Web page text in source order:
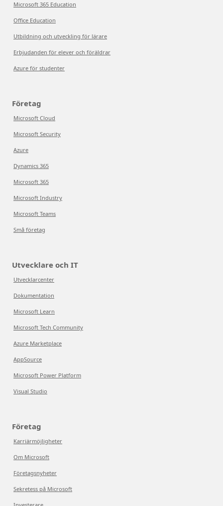
Microsoft 365 Education
Office Education
Utbildning och utveckling för lärare
Erbjudanden för elever och föräldrar
Azure för studenter
Företag
Microsoft Cloud
Microsoft Security
Azure
Dynamics 365
Microsoft 365
Microsoft Industry
Microsoft Teams
Små företag
Utvecklare och IT
Utvecklarcenter
Dokumentation
Microsoft Learn
Microsoft Tech Community
Azure Marketplace
AppSource
Microsoft Power Platform
Visual Studio
Företag
Karriärmöjligheter
Om Microsoft
Företagsnyheter
Sekretess på Microsoft